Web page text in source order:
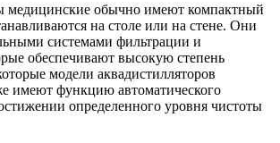
медицинские обычно имеют компактный
на столе или на стене. Они
системами фильтрации и
обеспечивают высокую степень
модели аквадистилляторов
имеют функцию автоматического
определенного уровня чистоты